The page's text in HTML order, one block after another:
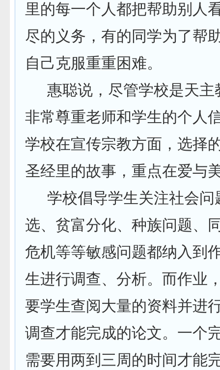
里的每一个人都把帮助别人
尽的义务，有的同学为了帮
自己克服重重困难。
惠聪说，尽管学校是天主
非常尊重老师和学生的个人
学校在宣传宗教方面，选择
圣经里的故事，重点在爱与
学校倡导学生关注社会问
选、贫富分化、种族问题、
危机等等敏感问题都纳入到
生进行调查、分析。而作业
要学生查阅大量的资料并进
调查才能完成的论文。一个
需要用两到三周的时间才能